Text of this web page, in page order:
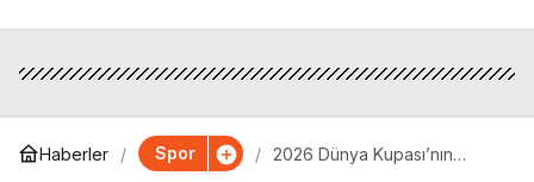
Haberler Spor
2026 Dünya Kupası’nın